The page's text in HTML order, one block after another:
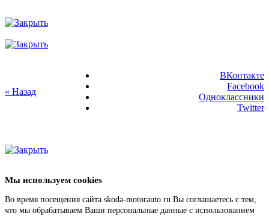
« Назад
ВКонтакте
Facebook
Одноклассники
Twitter
Мы используем cookies
Во время посещения сайта skoda-motorauto.ru Вы соглашаетесь с тем,
что мы обрабатываем Ваши персональные данные с использованием